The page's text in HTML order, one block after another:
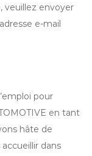
veuillez envoyer
e-mail
pour
en tant
hâte de
dans